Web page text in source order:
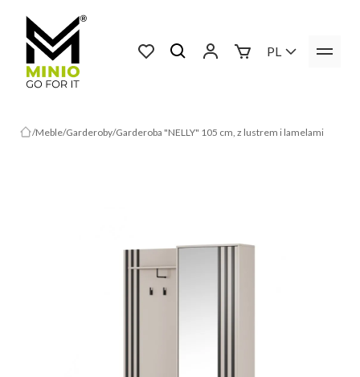
PL
Meble Garderoby Garderoba "NELLY" 105 cm, z lustrem i lamelami